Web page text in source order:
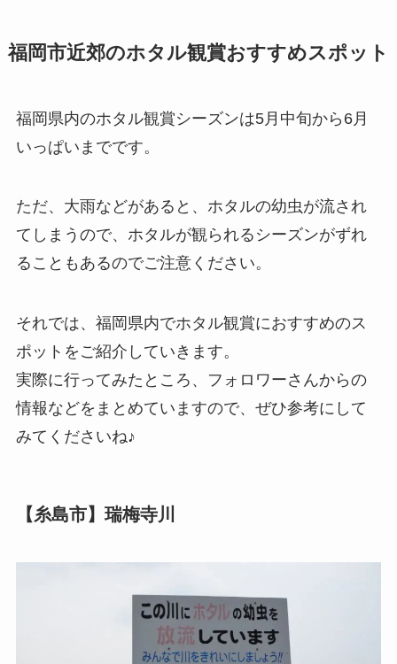
福岡市近郊のホタル観賞おすすめスポット
福岡県内のホタル観賞シーズンは5月中旬から6月
いっぱいまでです。
ただ、大雨などがあると、ホタルの幼虫が流され
てしまうので、ホタルが観られるシーズンがずれ
ることもあるのでご注意ください。
それでは、福岡県内でホタル観賞におすすめのス
ポットをご紹介していきます。
実際に行ってみたところ、フォロワーさんからの
情報などをまとめていますので、ぜひ参考にして
みてくださいね♪
【糸島市】瑞梅寺川